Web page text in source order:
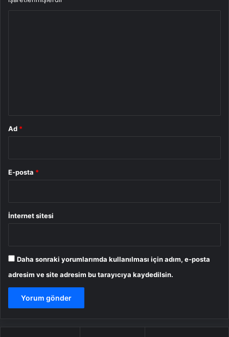
Ad *
E-posta *
İnternet sitesi
Daha sonraki yorumlarımda kullanılması için adım, e-posta
adresim ve site adresim bu tarayıcıya kaydedilsin.